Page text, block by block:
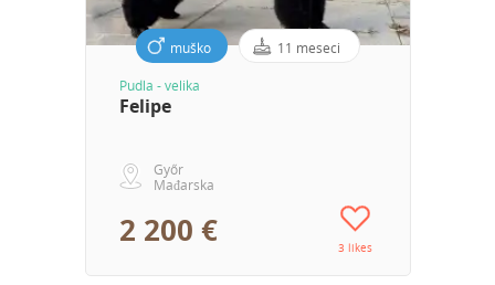
muško 11 meseci
Pudla - velika
Felipe
Győr
Mađarska
2 200 € 3 likes